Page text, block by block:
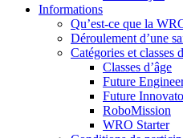
Informations
Qu’est-ce que la
Déroulement d’une
Catégories et classes
Classes d’âge
Future
Future
RoboMission
WRO Starter